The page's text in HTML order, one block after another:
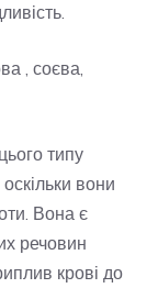
, соєва,
типу
вони
Вона є
речовин
крові до